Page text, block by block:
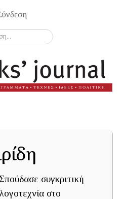
Σπούδασε συγκριτική
λογοτεχνία στο